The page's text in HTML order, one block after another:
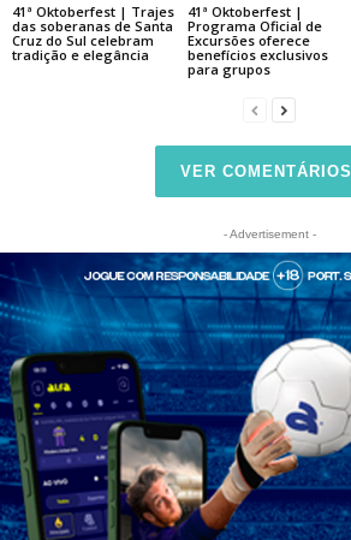
41ª Oktoberfest | Trajes
das soberanas de Santa
Cruz do Sul celebram
tradição e elegância
41ª Oktoberfest |
Programa Oficial de
Excursões oferece
benefícios exclusivos
para grupos
VER COMENTÁRIOS
- Advertisement -